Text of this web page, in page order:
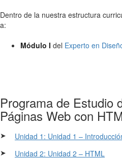
Dentro de la nuestra estructura
a:
Módulo I del Experto en
Programa de Estudio
Páginas Web con
➤
Unidad 1: Unidad 1 –
➤
Unidad 2: Unidad 2 – HTML